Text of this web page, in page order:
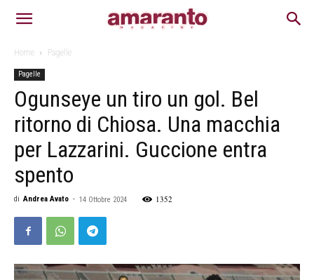
Home Pagelle
Pagelle
Ogunseye un tiro un gol. Bel
ritorno di Chiosa. Una macchia
per Lazzarini. Guccione entra
spento
di Andrea Avato - 14 Ottobre 2024 1352